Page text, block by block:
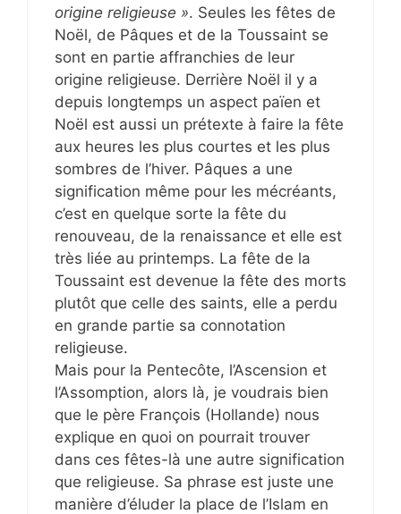
origine religieuse ». Seules les fêtes de
Noël, de Pâques et de la Toussaint se
sont en partie affranchies de leur
origine religieuse. Derrière Noël il y a
depuis longtemps un aspect païen et
Noël est aussi un prétexte à faire la fête
aux heures les plus courtes et les plus
sombres de l’hiver. Pâques a une
signification même pour les mécréants,
c’est en quelque sorte la fête du
renouveau, de la renaissance et elle est
très liée au printemps. La fête de la
Toussaint est devenue la fête des morts
plutôt que celle des saints, elle a perdu
en grande partie sa connotation
religieuse.
Mais pour la Pentecôte, l’Ascension et
l’Assomption, alors là, je voudrais bien
que le père François (Hollande) nous
explique en quoi on pourrait trouver
dans ces fêtes-là une autre signification
que religieuse. Sa phrase est juste une
manière d’éluder la place de l’Islam en